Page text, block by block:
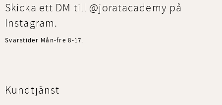
Skicka ett DM till @joratacademy på
Instagram.
Svarstider Mån-fre 8-17.
Kundtjänst